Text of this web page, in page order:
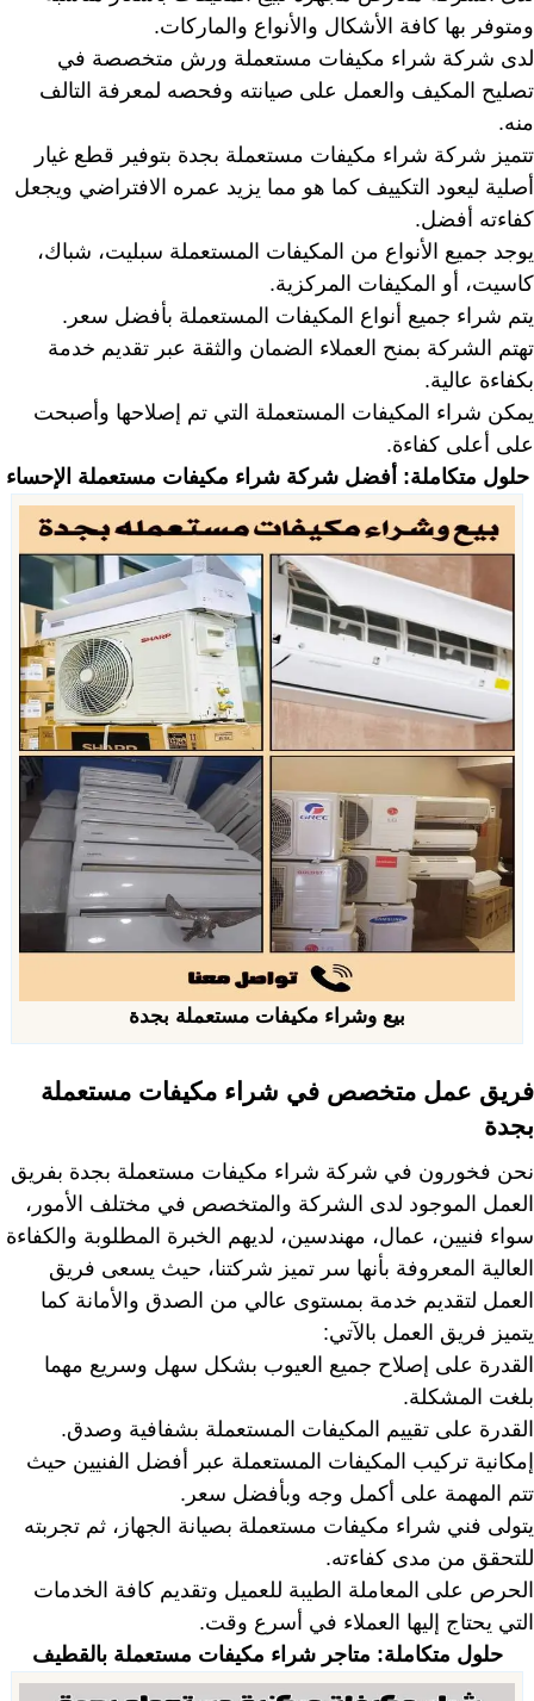
ومتوفر بها كافة الأشكال والأنواع والماركات.
لدى شركة شراء مكيفات مستعملة ورش متخصصة في
تصليح المكيف والعمل على صيانته وفحصه لمعرفة التالف
منه.
تتميز شركة شراء مكيفات مستعملة بجدة بتوفير قطع غيار
أصلية ليعود التكييف كما هو مما يزيد عمره الافتراضي ويجعل
كفاءته أفضل.
يوجد جميع الأنواع من المكيفات المستعملة سبليت، شباك،
كاسيت، أو المكيفات المركزية.
يتم شراء جميع أنواع المكيفات المستعملة بأفضل سعر.
تهتم الشركة بمنح العملاء الضمان والثقة عبر تقديم خدمة
بكفاءة عالية.
يمكن شراء المكيفات المستعملة التي تم إصلاحها وأصبحت
على أعلى كفاءة.
حلول متكاملة: أفضل شركة شراء مكيفات مستعملة الإحساء
بيع وشراء مكيفات مستعملة بجدة
فريق عمل متخصص في شراء مكيفات مستعملة
بجدة
نحن فخورون في شركة شراء مكيفات مستعملة بجدة بفريق
العمل الموجود لدى الشركة والمتخصص في مختلف الأمور،
سواء فنيين، عمال، مهندسين، لديهم الخبرة المطلوبة والكفاءة
العالية المعروفة بأنها سر تميز شركتنا، حيث يسعى فريق
العمل لتقديم خدمة بمستوى عالي من الصدق والأمانة كما
يتميز فريق العمل بالآتي:
القدرة على إصلاح جميع العيوب بشكل سهل وسريع مهما
بلغت المشكلة.
القدرة على تقييم المكيفات المستعملة بشفافية وصدق.
إمكانية تركيب المكيفات المستعملة عبر أفضل الفنيين حيث
تتم المهمة على أكمل وجه وبأفضل سعر.
يتولى فني شراء مكيفات مستعملة بصيانة الجهاز، ثم تجربته
للتحقق من مدى كفاءته.
الحرص على المعاملة الطيبة للعميل وتقديم كافة الخدمات
التي يحتاج إليها العملاء في أسرع وقت.
حلول متكاملة: متاجر شراء مكيفات مستعملة بالقطيف